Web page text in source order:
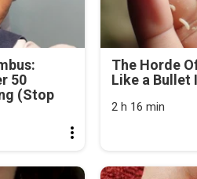
50
(Stop
The Horde
Like a Bullet
2 h 16 min